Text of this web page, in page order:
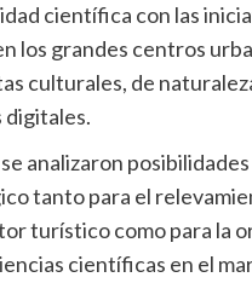
científica con las
los grandes centros
culturales, de
digitales.
analizaron
tanto para el
turístico como para la
científicas en el